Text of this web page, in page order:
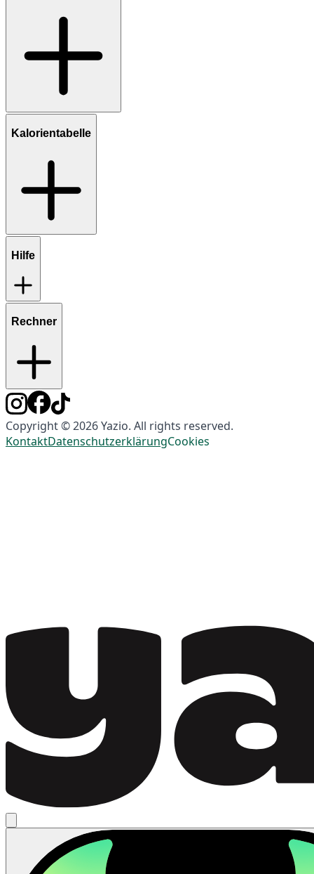
Kalorientabelle
Hilfe
Rechner
Copyright © 2026 Yazio. All rights reserved.
KontaktDatenschutzerklärungCookies